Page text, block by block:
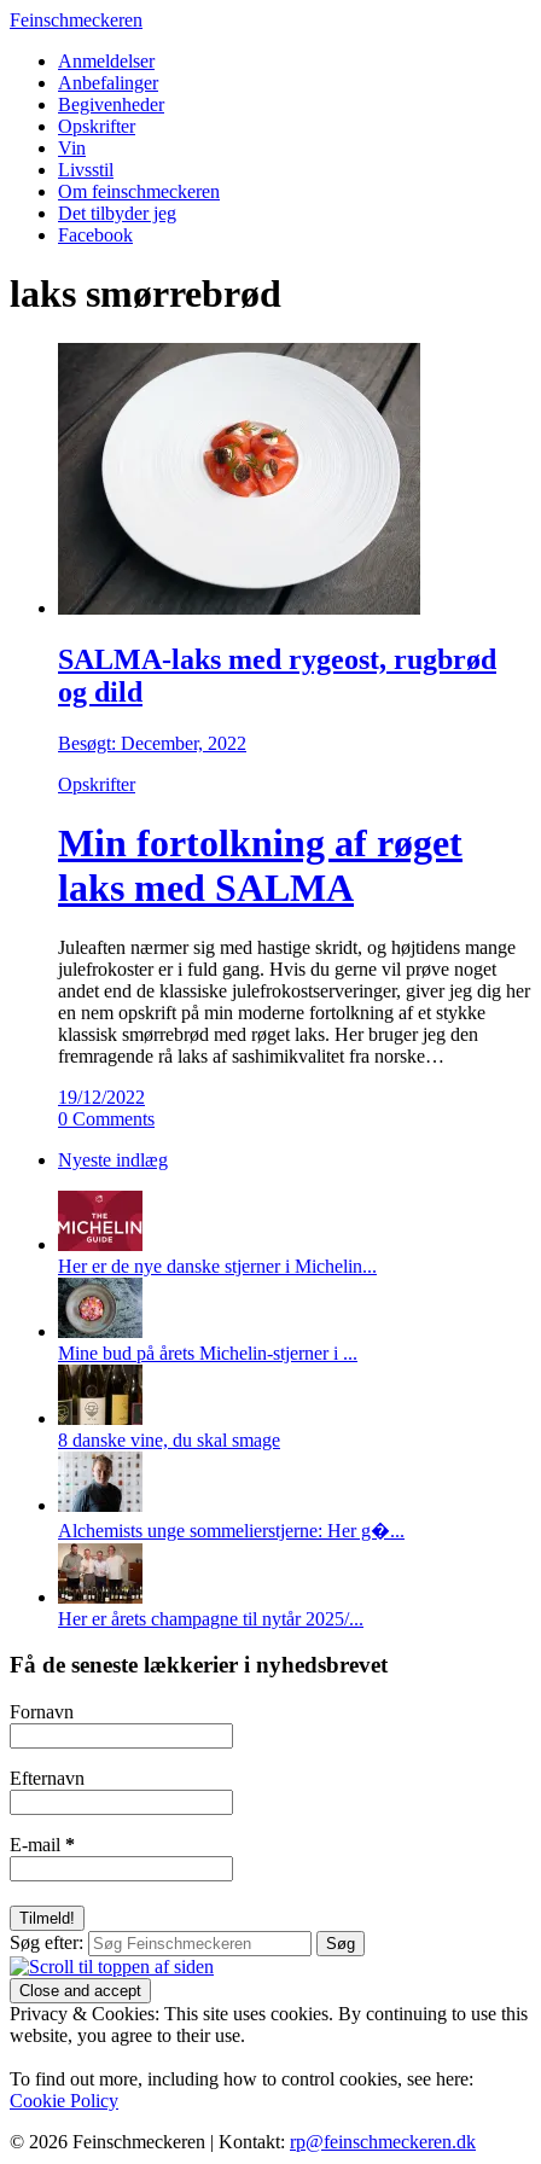
Feinschmeckeren
Anmeldelser
Anbefalinger
Begivenheder
Opskrifter
Vin
Livsstil
Om feinschmeckeren
Det tilbyder jeg
Facebook
laks smørrebrød
SALMA-laks med rygeost, rugbrød
og dild
Besøgt: December, 2022
Opskrifter
Min fortolkning af røget
laks med SALMA
Juleaften nærmer sig med hastige skridt, og højtidens mange
julefrokoster er i fuld gang. Hvis du gerne vil prøve noget
andet end de klassiske julefrokostserveringer, giver jeg dig her
en nem opskrift på min moderne fortolkning af et stykke
klassisk smørrebrød med røget laks. Her bruger jeg den
fremragende rå laks af sashimikvalitet fra norske…
19/12/2022
0 Comments
Nyeste indlæg
Her er de nye danske stjerner i Michelin...
Mine bud på årets Michelin-stjerner i ...
8 danske vine, du skal smage
Alchemists unge sommelierstjerne: Her g�...
Her er årets champagne til nytår 2025/...
Få de seneste lækkerier i nyhedsbrevet
Fornavn
Efternavn
E-mail *
Søg efter:
Privacy & Cookies: This site uses cookies. By continuing to use this
website, you agree to their use.
To find out more, including how to control cookies, see here:
Cookie Policy
© 2026 Feinschmeckeren | Kontakt: rp@feinschmeckeren.dk